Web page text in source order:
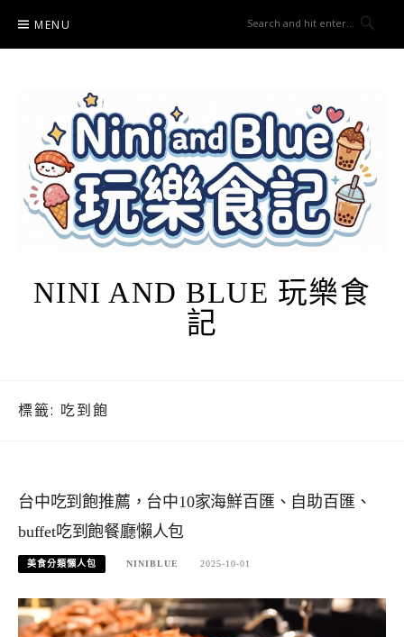
content
MENU
NINI AND BLUE 玩樂食
記
標籤: 吃到飽
台中吃到飽推薦，台中10家海鮮百匯、自助百匯、
buffet吃到飽餐廳懶人包
美食分類懶人包 NINIBLUE 2025-10-01